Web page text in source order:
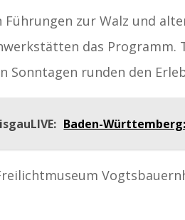
zur Walz und
das Programm.
Sonntagen runden den
Baden-